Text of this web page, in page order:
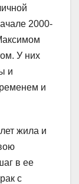
2000-
У них
и
и
жила и
в ее
с